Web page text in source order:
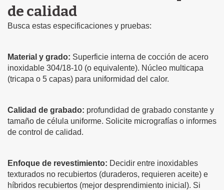
de calidad
Busca estas especificaciones y pruebas:
Material y grado: Superficie interna de cocción de acero
inoxidable 304/18-10 (o equivalente). Núcleo multicapa
(tricapa o 5 capas) para uniformidad del calor.
Calidad de grabado: profundidad de grabado constante y
tamaño de célula uniforme. Solicite micrografías o informes
de control de calidad.
Enfoque de revestimiento: Decidir entre inoxidables
texturados no recubiertos (duraderos, requieren aceite) e
híbridos recubiertos (mejor desprendimiento inicial). Si